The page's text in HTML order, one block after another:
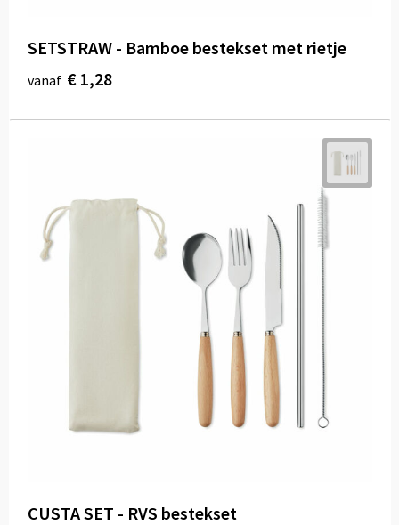
SETSTRAW - Bamboe bestekset met rietje
vanaf € 1,28
CUSTA SET - RVS bestekset